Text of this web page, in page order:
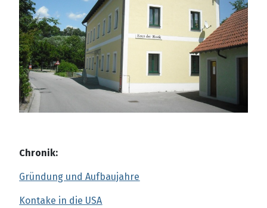
Chronik:
Gründung und Aufbaujahre
Kontake in die USA